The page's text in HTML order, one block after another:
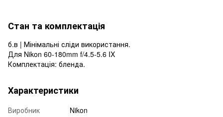
Стан та комплектація
б.в | Мінімальні сліди використання.
Для Nikon 60-180mm f/4.5-5.6 IX
Комплектація: бленда.
Характеристики
Виробник
Nikon